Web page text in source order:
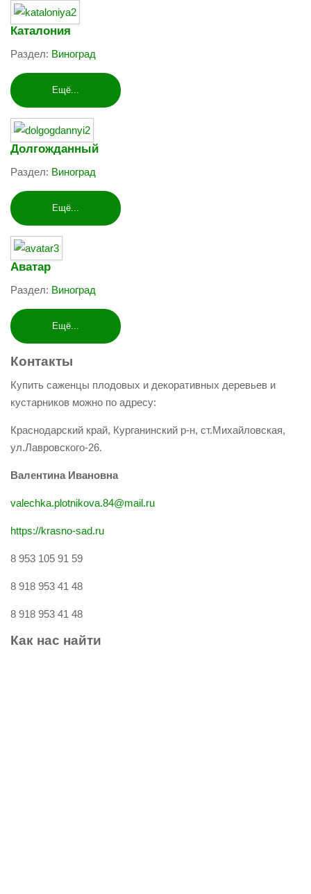
Каталония
Раздел: Виноград
Ещё...
Долгожданный
Раздел: Виноград
Ещё...
Аватар
Раздел: Виноград
Ещё...
Контакты
Купить саженцы плодовых и декоративных деревьев и
кустарников можно по адресу:
Краснодарский край, Курганинский р-н, ст.Михайловская,
ул.Лавровского-26.
Валентина Ивановна
valechka.plotnikova.84@mail.ru
https://krasno-sad.ru
8 953 105 91 59
8 918 953 41 48
8 918 953 41 48
Как нас найти